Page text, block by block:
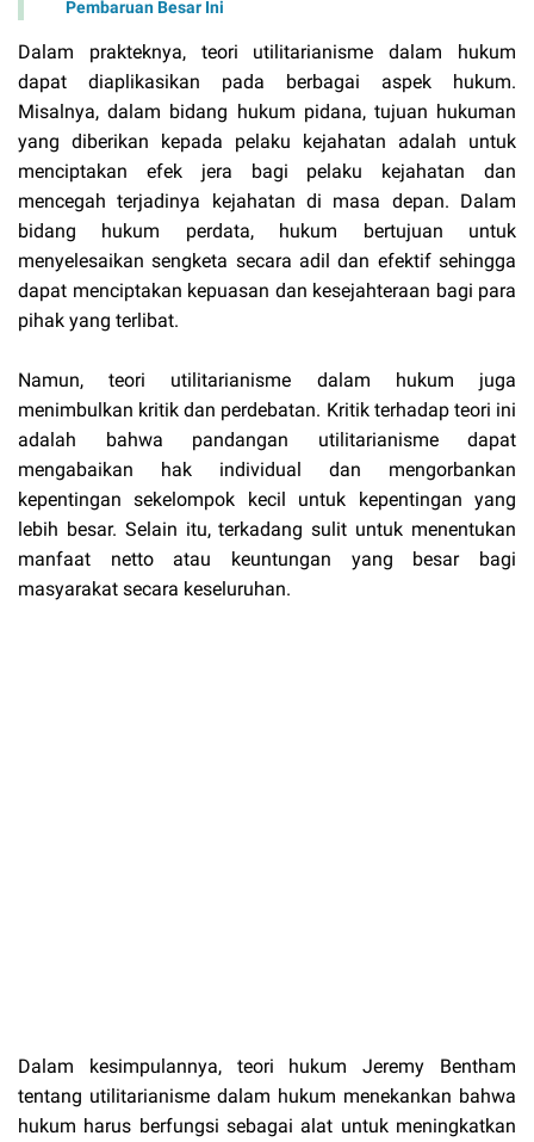
Pembaruan Besar Ini
Dalam prakteknya, teori utilitarianisme dalam hukum
dapat diaplikasikan pada berbagai aspek hukum.
Misalnya, dalam bidang hukum pidana, tujuan hukuman
yang diberikan kepada pelaku kejahatan adalah untuk
menciptakan efek jera bagi pelaku kejahatan dan
mencegah terjadinya kejahatan di masa depan. Dalam
bidang hukum perdata, hukum bertujuan untuk
menyelesaikan sengketa secara adil dan efektif sehingga
dapat menciptakan kepuasan dan kesejahteraan bagi para
pihak yang terlibat.
Namun, teori utilitarianisme dalam hukum juga
menimbulkan kritik dan perdebatan. Kritik terhadap teori ini
adalah bahwa pandangan utilitarianisme dapat
mengabaikan hak individual dan mengorbankan
kepentingan sekelompok kecil untuk kepentingan yang
lebih besar. Selain itu, terkadang sulit untuk menentukan
manfaat netto atau keuntungan yang besar bagi
masyarakat secara keseluruhan.
Dalam kesimpulannya, teori hukum Jeremy Bentham
tentang utilitarianisme dalam hukum menekankan bahwa
hukum harus berfungsi sebagai alat untuk meningkatkan